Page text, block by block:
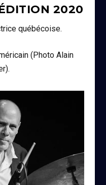
2020
québécoise.
(Photo Alain